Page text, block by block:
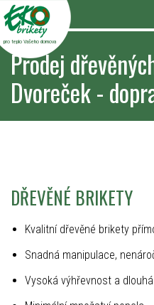
pro teplo Vašeho domova
Prodej
Dvoreček -
DŘEVĚNÉ BRIKETY
Kvalitní dřevěné brikety
Snadná manipulace,
Vysoká výhřevnost a